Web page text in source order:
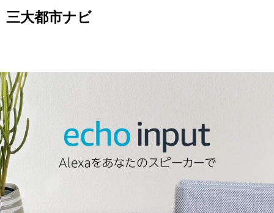
to三大都市ナビ